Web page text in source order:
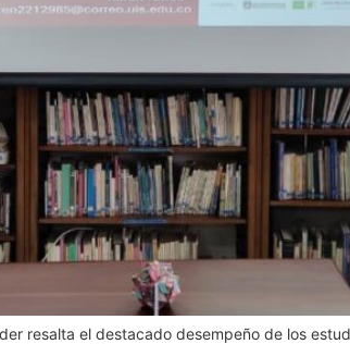
resalta el destacado desempeño de los